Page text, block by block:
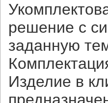
решение с
заданную
Изделие в